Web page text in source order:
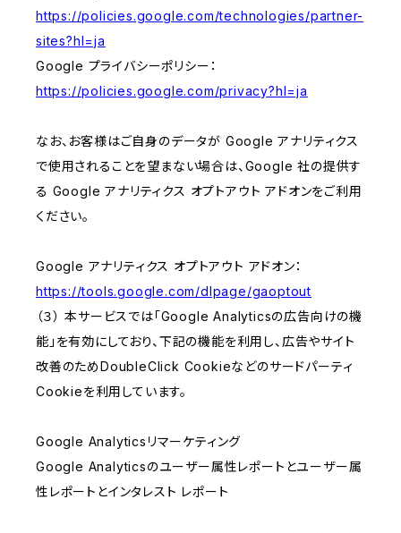
https://policies.google.com/technologies/partner-
sites?hl=ja
Google プライバシーポリシー：
https://policies.google.com/privacy?hl=ja
なお、お客様はご自身のデータが Google アナリティクス
で使用されることを望まない場合は、Google 社の提供す
る Google アナリティクス オプトアウト アドオンをご利用
ください。
Google アナリティクス オプトアウト アドオン：
https://tools.google.com/dlpage/gaoptout
（３） 本サービスでは「Google Analyticsの広告向けの機
能」を有効にしており、下記の機能を利用し、広告やサイト
改善のためDoubleClick Cookieなどのサードパーティ
Cookieを利用しています。
Google Analyticsリマーケティング
Google Analyticsのユーザー属性レポートとユーザー属
性レポートとインタレスト レポート